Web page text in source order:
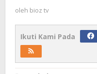
oleh bioz tv
Ikuti Kami Pada